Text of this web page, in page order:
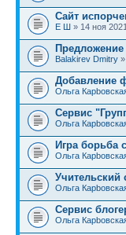
Сайт
Е Ш » 14 ноя
Balakirev Dmitry
Добавление
Ольга
Сервис
Ольга
Игра борьба
Ольга
Учительский
Ольга
Сервис
Ольга